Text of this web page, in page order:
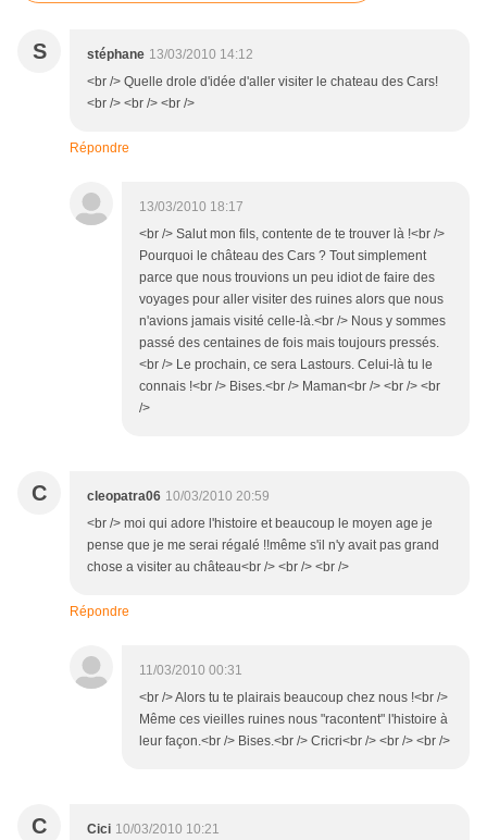
S stéphane 13/03/2010 14:12
<br /> Quelle drole d'idée d'aller visiter le chateau des Cars!
<br /> <br /> <br />
Répondre
13/03/2010 18:17
<br /> Salut mon fils, contente de te trouver là !<br />
Pourquoi le château des Cars ? Tout simplement
parce que nous trouvions un peu idiot de faire des
voyages pour aller visiter des ruines alors que nous
n'avions jamais visité celle-là.<br /> Nous y sommes
passé des centaines de fois mais toujours pressés.
<br /> Le prochain, ce sera Lastours. Celui-là tu le
connais !<br /> Bises.<br /> Maman<br /> <br /> <br
/>
C cleopatra06 10/03/2010 20:59
<br /> moi qui adore l'histoire et beaucoup le moyen age je
pense que je me serai régalé !!même s'il n'y avait pas grand
chose a visiter au château<br /> <br /> <br />
Répondre
11/03/2010 00:31
<br /> Alors tu te plairais beaucoup chez nous !<br />
Même ces vieilles ruines nous "racontent" l'histoire à
leur façon.<br /> Bises.<br /> Cricri<br /> <br /> <br />
C Cici 10/03/2010 10:21